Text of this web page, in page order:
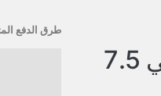
صحن بلاستك ابيض وفضي 7.5
طرق الدفع